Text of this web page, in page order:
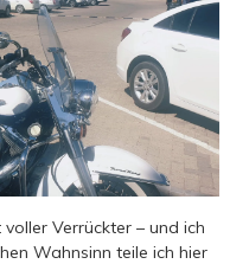
Verrückter – und ich
Wahnsinn teile ich hier